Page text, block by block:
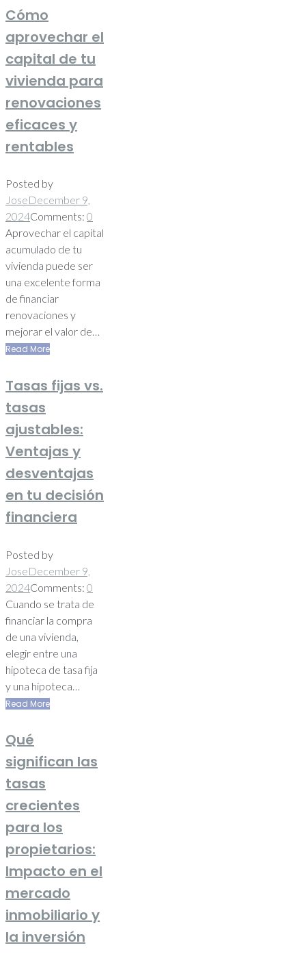
Cómo
aprovechar el
capital de tu
vivienda para
renovaciones
eficaces y
rentables
Posted by
JoseDecember 9,
2024Comments: 0
Aprovechar el capital
acumulado de tu
vivienda puede ser
una excelente forma
de financiar
renovaciones y
mejorar el valor de…
Read More
Tasas fijas vs.
tasas
ajustables:
Ventajas y
desventajas
en tu decisión
financiera
Posted by
JoseDecember 9,
2024Comments: 0
Cuando se trata de
financiar la compra
de una vivienda,
elegir entre una
hipoteca de tasa fija
y una hipoteca…
Read More
Qué
significan las
tasas
crecientes
para los
propietarios:
Impacto en el
mercado
inmobiliario y
la inversión